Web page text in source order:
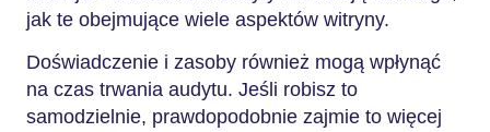
jak te obejmujące wiele aspektów witryny.
Doświadczenie i zasoby również mogą wpłynąć
na czas trwania audytu. Jeśli robisz to
samodzielnie, prawdopodobnie zajmie to więcej